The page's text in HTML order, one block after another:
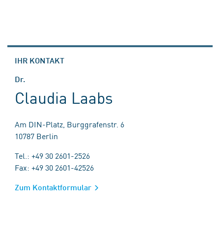
IHR KONTAKT
Dr.
Claudia Laabs
Am DIN-Platz, Burggrafenstr. 6
10787 Berlin
Tel.: +49 30 2601-2526
Fax: +49 30 2601-42526
Zum Kontaktformular